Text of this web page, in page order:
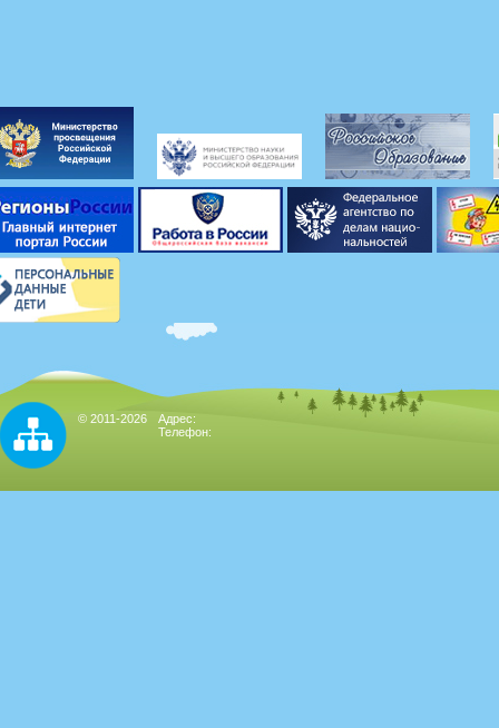
© 2011-2026
Адрес:
Телефон: